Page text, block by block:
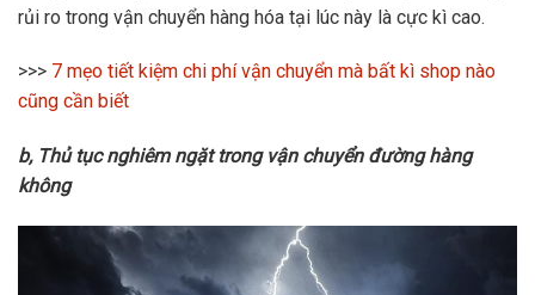
rủi ro trong vận chuyển hàng hóa tại lúc này là cực kì cao.
>>> 7 mẹo tiết kiệm chi phí vận chuyển mà bất kì shop nào
cũng cần biết
b, Thủ tục nghiêm ngặt trong vận chuyển đường hàng
không